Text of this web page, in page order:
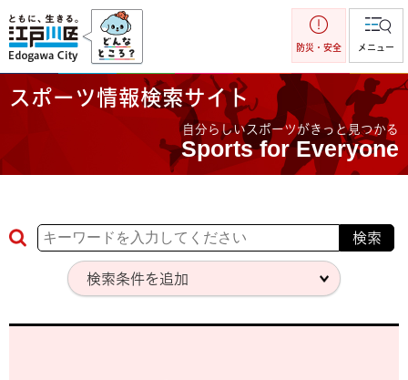
江戸川区
防災・安全 メニュー
スポーツ情報検索サイト
自分らしいスポーツがきっと見つかる
Sports for Everyone
検索条件を追加